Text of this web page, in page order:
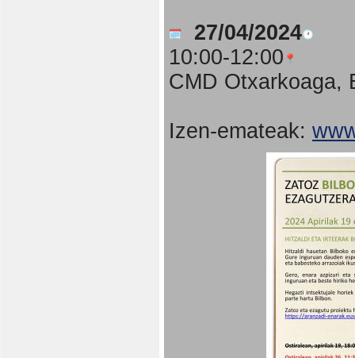
27/04/2024
10:00-12:00
CMD Otxarkoaga,
Izen-emateak: